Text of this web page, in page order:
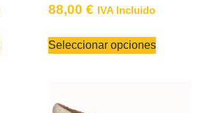
88,00 € IVA Incluido
Seleccionar opciones